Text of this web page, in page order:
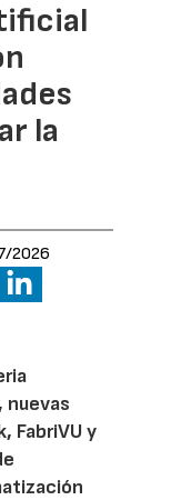
la
2026
nuevas
FabriVU y